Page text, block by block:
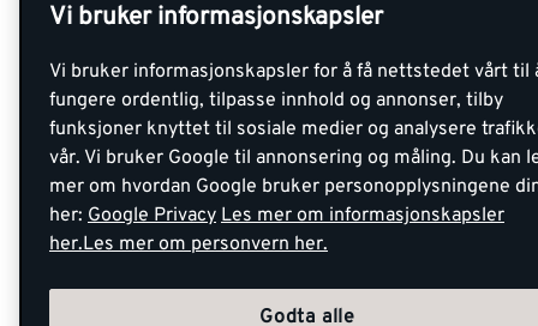
Vi bruker informasjonskapsler
Vi bruker informasjonskapsler for å få nettstedet vårt til
fungere ordentlig, tilpasse innhold og annonser, tilby
funksjoner knyttet til sosiale medier og analysere
vår. Vi bruker Google til annonsering og måling. Du kan
mer om hvordan Google bruker personopplysningene
her: Google Privacy Les mer om informasjonskapsler
her.Les mer om personvern her.
Godta alle